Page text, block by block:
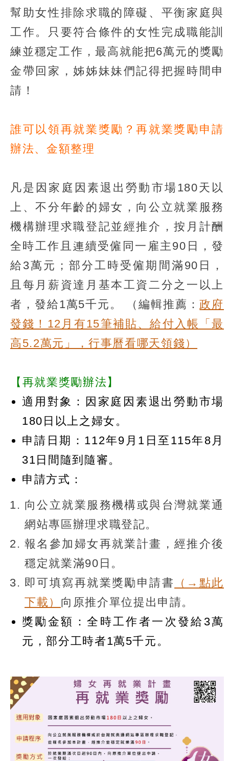
幫助女性排除求職的障礙、平衡家庭與
工作。只要符合條件的女性完成職能訓
練並穩定工作，最高就能把6萬元的獎勵
金帶回家，姊姊妹妹們記得把握時間申
請！
誰可以領再就業獎勵？再就業獎勵申請
辦法、金額整理
凡是因家庭因素退出勞動市場180天以
上、不分年齡的婦女，向公立就業服務
機構辦理求職登記並經推介，按月計酬
全時工作且連續受僱同一雇主90日，發
給3萬元；部分工時受僱期間滿90日，
且每月薪資達月基本工資二分之一以上
者，發給1萬5千元。
（編輯推薦：政府
發錢！12月有15筆補貼、給付入帳「最
高5.2萬元」，行事曆看哪天領錢）
【再就業獎勵辦法】
適用對象：因家庭因素退出勞動市場
180日以上之婦女。
申請日期：112年9月1日至115年8月
31日間隨到隨審。
申請方式：
向公立就業服務機構或與台灣就業通
網站專區辦理求職登記。
報名參加婦女再就業計畫，經推介後
穩定就業滿90日。
即可填寫再就業獎勵申請書
（→點此
下載） 向原推介單位提出申請。
獎勵金額：全時工作者一次發給3萬
元，部分工時者1萬5千元。